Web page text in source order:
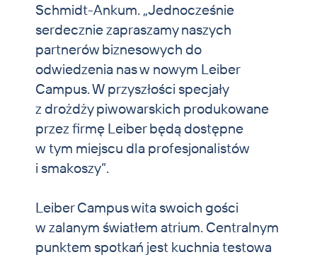
Schmidt-Ankum. „Jednocześnie
serdecznie zapraszamy naszych
partnerów biznesowych do
odwiedzenia nas w nowym Leiber
Campus. W przyszłości specjały
z drożdży piwowarskich produkowane
przez firmę Leiber będą dostępne
w tym miejscu dla profesjonalistów
i smakoszy”.
Leiber Campus wita swoich gości
w zalanym światłem atrium. Centralnym
punktem spotkań jest kuchnia testowa